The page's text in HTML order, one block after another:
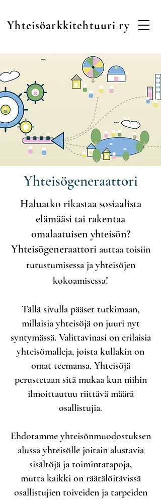
Yhteisöarkkitehtuuri ry
Yhteisögeneraattori
Haluatko rikastaa sosiaalista
elämääsi tai rakentaa
omalaatuisen yhteisön?
Yhteisögeneraattori auttaa toisiin
tutustumisessa ja yhteisöjen
kokoamisessa!
Tällä sivulla pääset tutkimaan,
millaisia yhteisöjä on juuri nyt
syntymässä. Valittavinasi on erilaisia
yhteisömalleja, joista kullakin on
omat teemansa. Yhteisöjä
perustetaan sitä mukaa kun niihin
ilmoittautuu riittävä määrä
osallistujia.
Ehdotamme yhteisönmuodostuksen
alussa yhteisölle joitain alustavia
sisältöjä ja toimintatapoja,
mutta kaikki on räätälöitävissä
osallistujien toiveiden ja tarpeiden